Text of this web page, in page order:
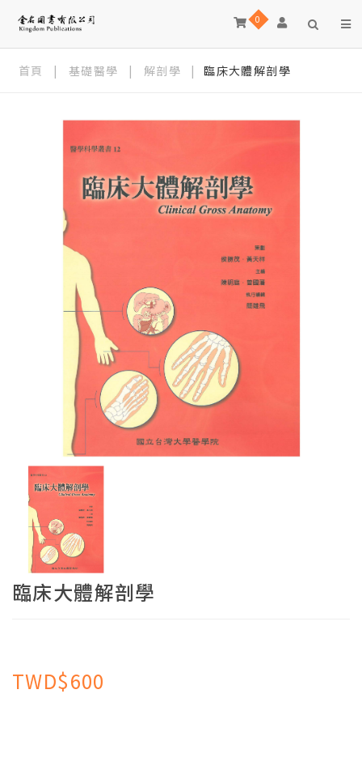
0
首頁 | 基礎醫學 | 解剖學 | 臨床大體解剖學
臨床大體解剖學
TWD$600